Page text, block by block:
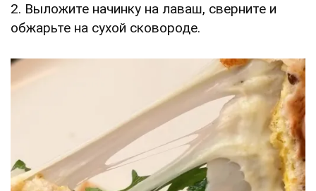
2. Выложите начинку на лаваш, сверните и
обжарьте на сухой сковороде.